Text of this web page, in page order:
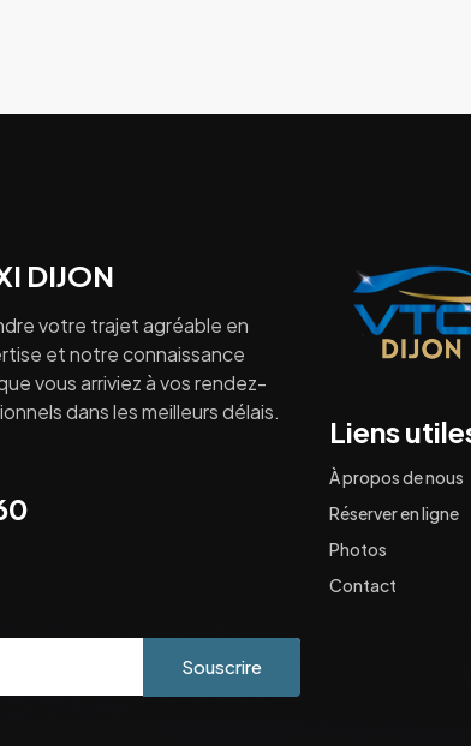
DIJON
votre trajet agréable en
et notre connaissance
vous arriviez à vos rendez-
dans les meilleurs délais.
Souscrire
Liens
À propos de nous
Réserver en ligne
Photos
Contact